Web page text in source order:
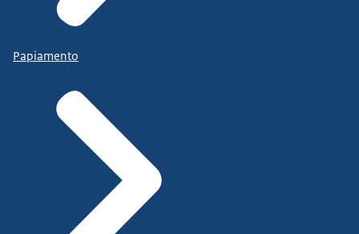
Papiamento